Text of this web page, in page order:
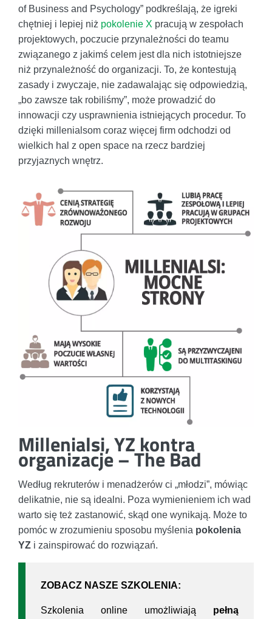
of Business and Psychology” podkreślają, że igreki
chętniej i lepiej niż pokolenie X pracują w zespołach
projektowych, poczucie przynależności do teamu
związanego z jakimś celem jest dla nich istotniejsze
niż przynależność do organizacji. To, że kontestują
zasady i zwyczaje, nie zadawalając się odpowiedzią,
„bo zawsze tak robiliśmy”, może prowadzić do
innowacji czy usprawnienia istniejących procedur. To
dzięki millenialsom coraz więcej firm odchodzi od
wielkich hal z open space na rzecz bardziej
przyjaznych wnętrz.
Millenialsi, YZ kontra
organizacje – The Bad
Według rekruterów i menadżerów ci „młodzi”, mówiąc
delikatnie, nie są idealni. Poza wymienieniem ich wad
warto się też zastanowić, skąd one wynikają. Może to
pomóc w zrozumieniu sposobu myślenia pokolenia
YZ i zainspirować do rozwiązań.
ZOBACZ NASZE SZKOLENIA:
Szkolenia online umożliwiają pełną